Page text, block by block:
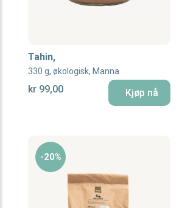
Tahin,
330 g, økologisk, Manna
kr 99,00 Kjøp nå
-20%